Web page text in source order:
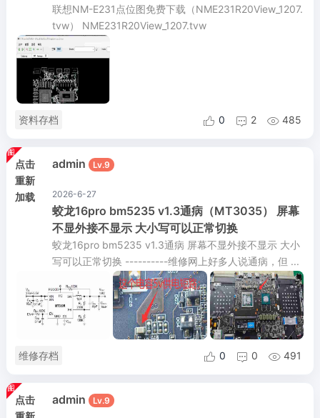
联想NM-E231点位图免费下载（NME231R20View_1207.
tvw） NME231R20View_1207.tvw
资料存档  0  2  485
点击
重新
加载
admin Lv.9
2026-6-27
蛟龙16pro bm5235 v1.3通病（MT3035） 屏幕
不显外接不显示 大小写可以正常切换
蛟龙16pro bm5235 v1.3通病 屏幕不显外接不显示 大小
写可以正常切换 ----------维修网上好多人说通病，但 ...
维修存档  0  0  491
点击
admin Lv.9